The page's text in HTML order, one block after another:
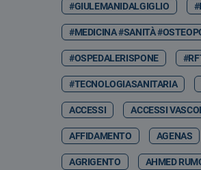
#GIULEMANIDALGIGLIO
#MEDICINA #SANITÀ
#OSPEDALERISPONE
#TECNOLOGIASANITARIA
ACCESSI ACCESSI
AFFIDAMENTO AGENAS
AGRIGENTO AHMED